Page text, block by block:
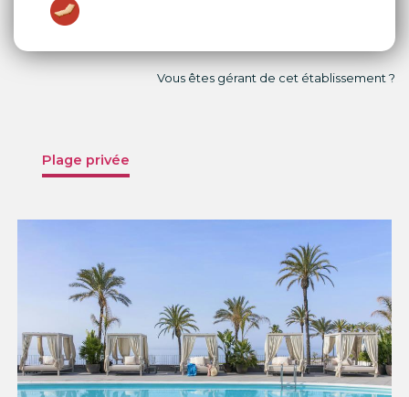
Vous êtes gérant de cet établissement ?
Plage privée